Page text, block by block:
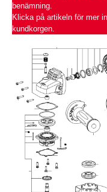
benämning.
Klicka på artikeln för mer
kundkorgen.